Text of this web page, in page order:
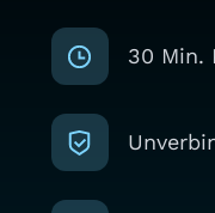
30 Min.